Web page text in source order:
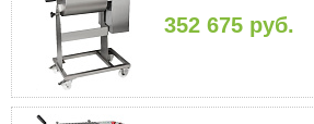
352 675 руб.